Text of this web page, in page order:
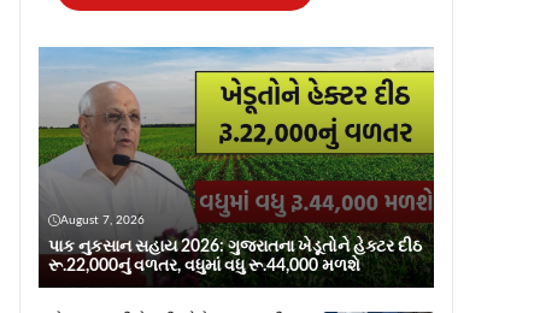
August 7, 2026
પાક નુકસાન સહાય 2026: ગુજરાતના ખેડૂતોને હેક્ટર દીઠ
રૂ.22,000નું વળતર, વધુમાં વધુ રૂ.44,000 મળશે